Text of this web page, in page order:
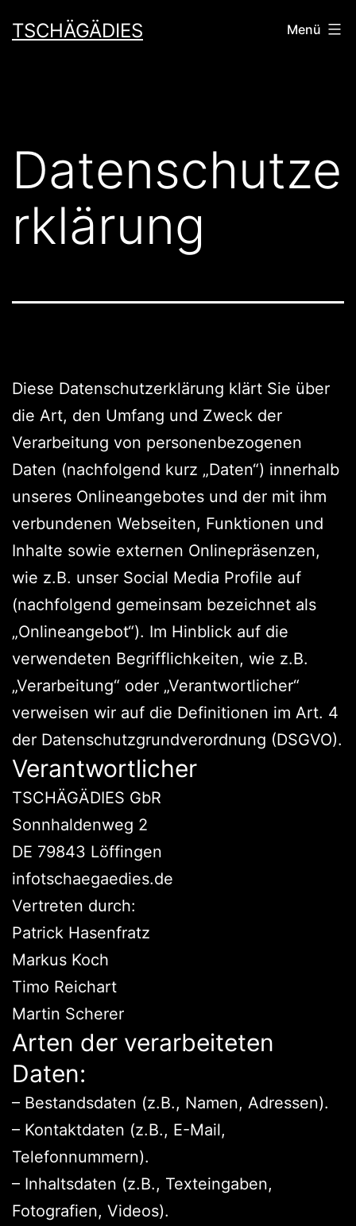
Inhalt
TSCHÄGÄDIES Menü
Datenschutze
rklärung
Diese Datenschutzerklärung klärt Sie über
die Art, den Umfang und Zweck der
Verarbeitung von personenbezogenen
Daten (nachfolgend kurz „Daten“) innerhalb
unseres Onlineangebotes und der mit ihm
verbundenen Webseiten, Funktionen und
Inhalte sowie externen Onlinepräsenzen,
wie z.B. unser Social Media Profile auf
(nachfolgend gemeinsam bezeichnet als
„Onlineangebot“). Im Hinblick auf die
verwendeten Begrifflichkeiten, wie z.B.
„Verarbeitung“ oder „Verantwortlicher“
verweisen wir auf die Definitionen im Art. 4
der Datenschutzgrundverordnung (DSGVO).
Verantwortlicher
TSCHÄGÄDIES GbR
Sonnhaldenweg 2
DE 79843 Löffingen
infotschaegaedies.de
Vertreten durch:
Patrick Hasenfratz
Markus Koch
Timo Reichart
Martin Scherer
Arten der verarbeiteten
Daten:
– Bestandsdaten (z.B., Namen, Adressen).
– Kontaktdaten (z.B., E-Mail,
Telefonnummern).
– Inhaltsdaten (z.B., Texteingaben,
Fotografien, Videos).